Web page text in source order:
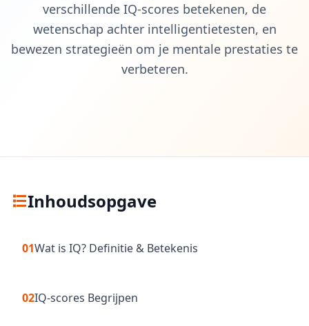
IQ Test
20 min • 20 vragen
verschillende IQ-scores betekenen, de
wetenschap achter intelligentietesten, en
bewezen strategieën om je mentale prestaties te
verbeteren.
Inhoudsopgave
01Wat is IQ? Definitie & Betekenis
02IQ-scores Begrijpen